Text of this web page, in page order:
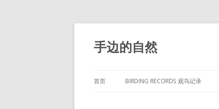
手边的自然
首页 BIRDING RECORDS 观鸟记录